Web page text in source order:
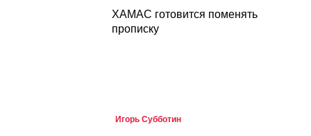
ХАМАС готовится поменять
прописку
Игорь Субботин